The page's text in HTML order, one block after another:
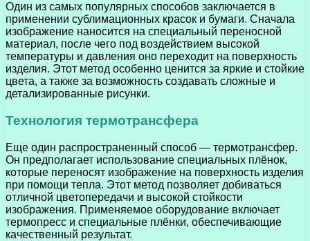
Один из самых популярных способов заключается в
применении сублимационных красок и бумаги. Сначала
изображение наносится на специальный переносной
материал, после чего под воздействием высокой
температуры и давления оно переходит на поверхность
изделия. Этот метод особенно ценится за яркие и стойкие
цвета, а также за возможность создавать сложные и
детализированные рисунки.
Технология термотрансфера
Еще один распространенный способ — термотрансфер.
Он предполагает использование специальных плёнок,
которые переносят изображение на поверхность изделия
при помощи тепла. Этот метод позволяет добиваться
отличной цветопередачи и высокой стойкости
изображения. Применяемое оборудование включает
термопресс и специальные плёнки, обеспечивающие
качественный результат.